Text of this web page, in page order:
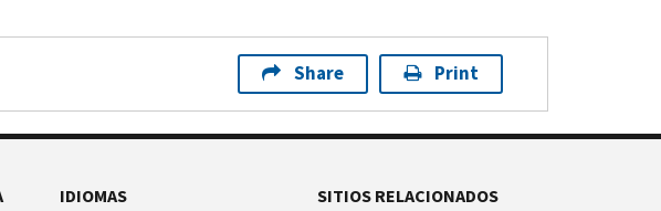
Share Print
IDIOMAS
SITIOS RELACIONADOS